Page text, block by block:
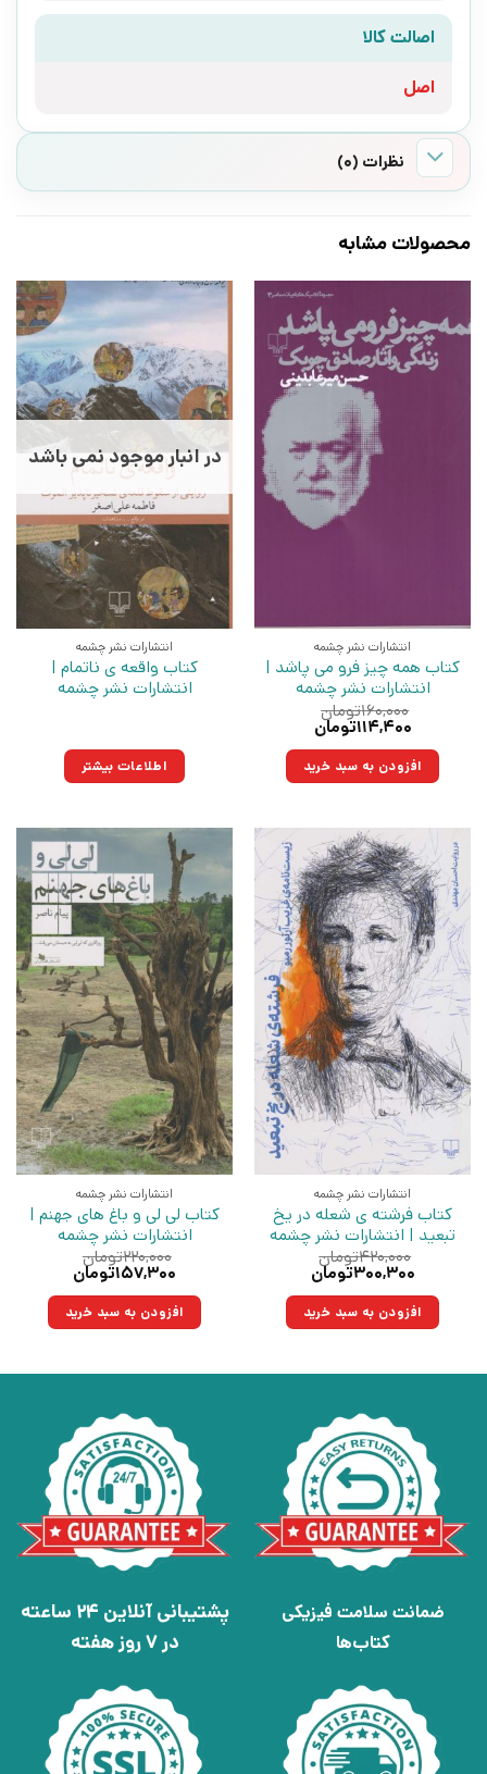
اصالت کالا
اصل
نظرات (0)
محصولات مشابه
انتشارات نشر چشمه
کتاب همه چیز فرو می پاشد |
انتشارات نشر چشمه
۱۶۰,۰۰۰تومان
قیمت
۱۶۰,۰۰۰تومان
بود.
۱۱۴,۴۰۰تومان
۱۱۴,۴۰۰تومان.افزودن به سبد خرید
در انبار موجود نمی باشد
انتشارات نشر چشمه
کتاب واقعه ی ناتمام |
انتشارات نشر چشمه
اطلاعات بیشتر
انتشارات نشر چشمه
کتاب فرشته ی شعله در یخ
تبعید | انتشارات نشر چشمه
۴۲۰,۰۰۰تومان
قیمت
۴۲۰,۰۰۰تومان
بود.
۳۰۰,۳۰۰تومان
۳۰۰,۳۰۰تومان.افزودن به سبد خرید
انتشارات نشر چشمه
کتاب لی لی و باغ های جهنم |
انتشارات نشر چشمه
۲۲۰,۰۰۰تومان
قیمت
۲۲۰,۰۰۰تومان
بود.
۱۵۷,۳۰۰تومان
۱۵۷,۳۰۰تومان.افزودن به سبد خرید
ضمانت سلامت فیزیکی
کتاب‌ها
پشتیبانی آنلاین 24 ساعته
در 7 روز هفته